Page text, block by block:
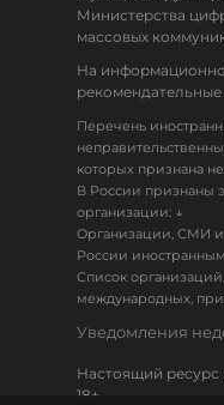
Министерства
массовых
На
Перечень
которых признана
В России признаны
организации: ↓
Организации, СМИ
России
Список
международных,
Уведомления
Настоящий
18+